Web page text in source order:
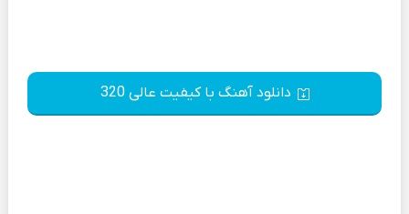
دانلود آهنگ با کیفیت عالی 320